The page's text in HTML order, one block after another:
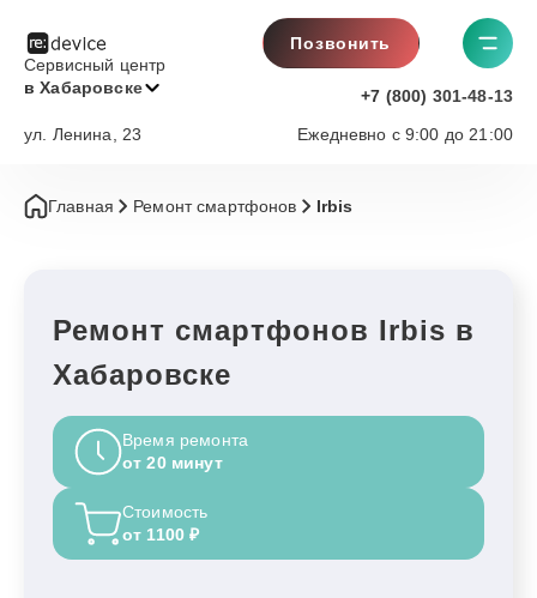
Сервисный центр
в Хабаровске
Позвонить
+7 (800) 301-48-13
Ежедневно с 9:00 до 21:00
ул. Ленина, 23
Главная Ремонт смартфонов Irbis
Ремонт смартфонов Irbis в
Хабаровске
Время ремонта
от 20 минут
Стоимость
от 1100 ₽